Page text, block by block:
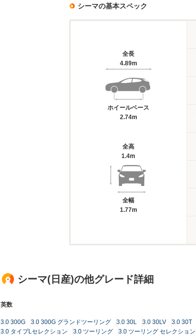
シーマの基本スペック
全長
4.89m
ホイールベース
2.74m
全高
1.4m
全幅
1.77m
シーマ(日産)の他グレード詳細
英数
3.0 300G 3.0 300G グランドツーリング 3.0 30L 3.0 30LV 3.0 30T
3.0 タイプLセレクション
3.0 ツーリング 3.0 ツーリング セレクション